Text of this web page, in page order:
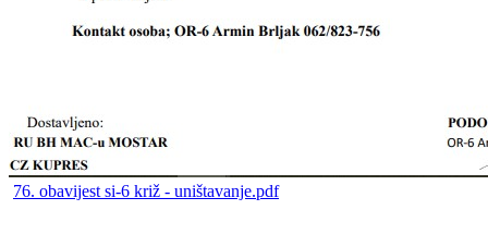
76. obavijest si-6 križ - uništavanje.pdf